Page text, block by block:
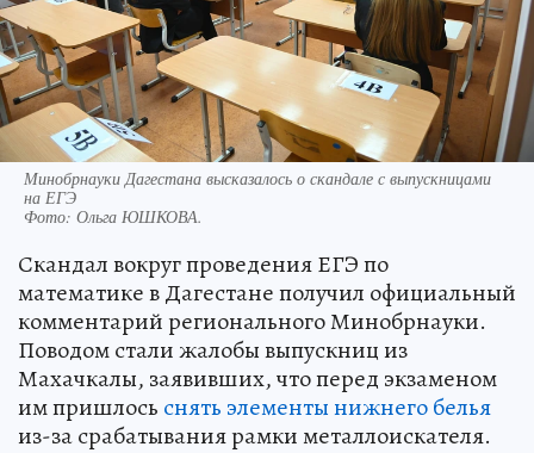
Минобрнауки Дагестана высказалось о скандале с выпускницами
на ЕГЭ
Фото: Ольга ЮШКОВА.
Скандал вокруг проведения ЕГЭ по
математике в Дагестане получил официальный
комментарий регионального Минобрнауки.
Поводом стали жалобы выпускниц из
Махачкалы, заявивших, что перед экзаменом
им пришлось снять элементы нижнего белья
из-за срабатывания рамки металлоискателя.